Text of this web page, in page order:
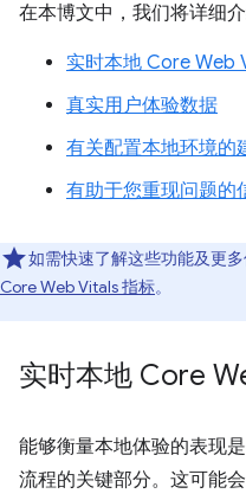
在本博文中，我们将详细
实时本地 Core Web
真实用户体验数据
有关配置本地环境的
有助于您重现问题的
如需快速了解这些功能及更
Core Web Vitals 指标。
实时本地 Core
能够衡量本地体验的表现
流程的关键部分。这可能